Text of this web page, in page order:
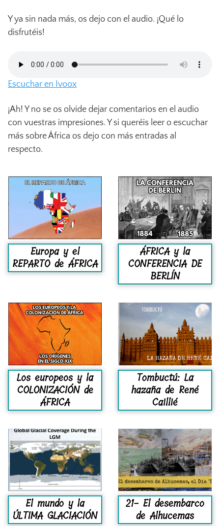
Y ya sin nada más, os dejo con el audio. ¡Qué lo
disfrutéis!
Escuchar en Ivoox
¡Ah! Y no se os olvide dejar comentarios en el audio
con vuestras impresiones. Y si queréis leer o escuchar
más sobre África os dejo con más entradas al
respecto.
Europa y el
REPARTO de ÁFRICA
ÁFRICA y la
CONFERENCIA DE
BERLÍN
Los europeos y la
COLONIZACIÓN de
ÁFRICA
Tombuctú: La
hazaña de René
Caillié
El mundo y la
ÚLTIMA GLACIACIÓN
21- El desembarco
de Alhucemas